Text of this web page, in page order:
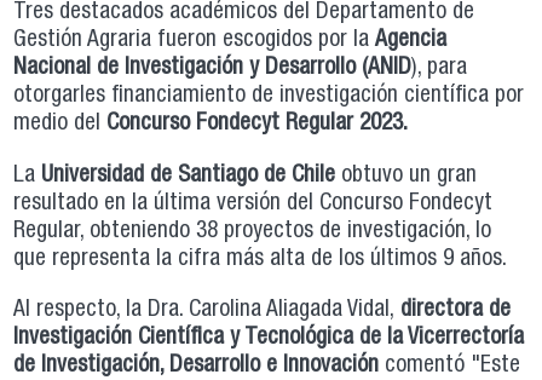
Tres destacados académicos del Departamento de
Gestión Agraria fueron escogidos por la Agencia
Nacional de Investigación y Desarrollo (ANID), para
otorgarles financiamiento de investigación científica por
medio del Concurso Fondecyt Regular 2023.
La Universidad de Santiago de Chile obtuvo un gran
resultado en la última versión del Concurso Fondecyt
Regular, obteniendo 38 proyectos de investigación, lo
que representa la cifra más alta de los últimos 9 años.
Al respecto, la Dra. Carolina Aliagada Vidal, directora de
Investigación Científica y Tecnológica de la Vicerrectoría
de Investigación, Desarrollo e Innovación comentó "Este